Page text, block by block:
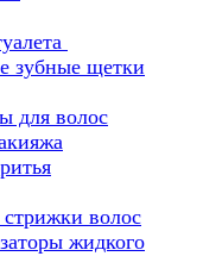
зубные щетки
для волос
волос
жидкого